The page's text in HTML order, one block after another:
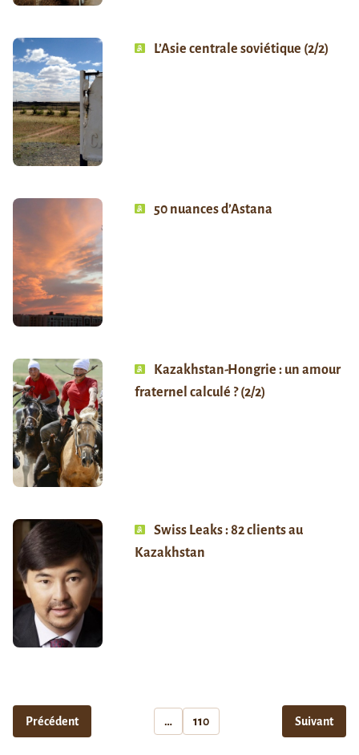
L’Asie centrale soviétique (2/2)
50 nuances d’Astana
Kazakhstan-Hongrie : un amour
fraternel calculé ? (2/2)
Swiss Leaks : 82 clients au
Kazakhstan
Précédent … 110 Suivant